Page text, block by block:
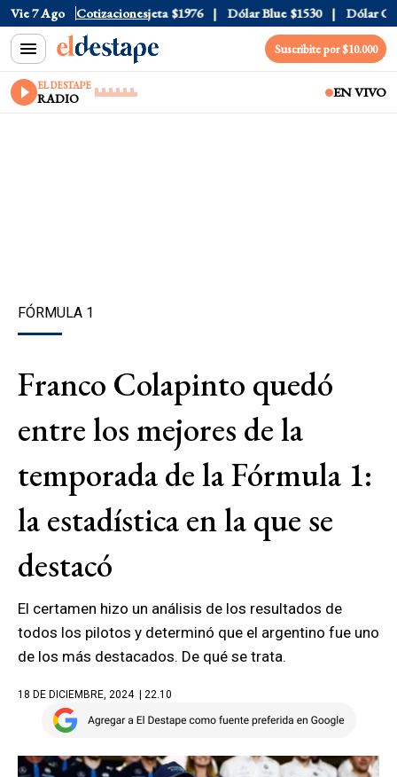
Vie 7 Ago Cotizaciones
$1520 Dólar Tarjeta $1976 Dólar Blue $1530 Dólar CCL
Suscribite por $10.000
EL DESTAPE
RADIO EN VIVO
FÓRMULA 1
Franco Colapinto quedó
entre los mejores de la
temporada de la Fórmula 1:
la estadística en la que se
destacó
El certamen hizo un análisis de los resultados de
todos los pilotos y determinó que el argentino fue uno
de los más destacados. De qué se trata.
18 DE DICIEMBRE, 2024 | 22.10